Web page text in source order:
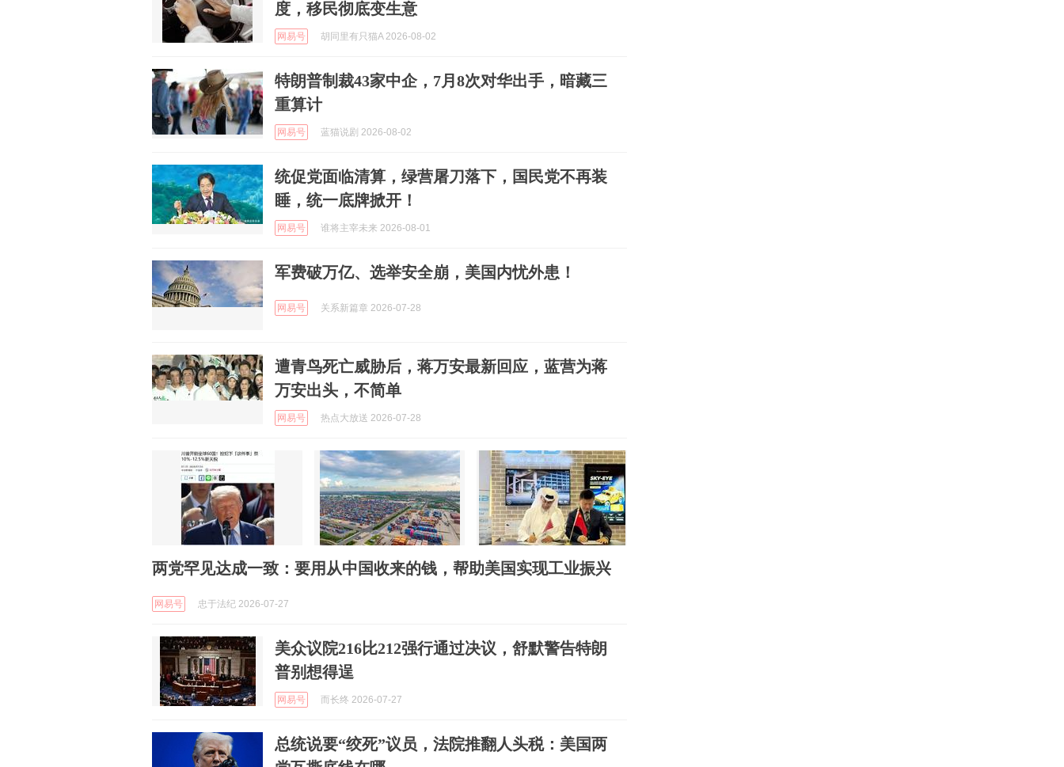
度，移民彻底变生意
网易号 胡同里有只猫A 2026-08-02
特朗普制裁43家中企，7月8次对华出手，暗藏三
重算计
网易号 蓝猫说剧 2026-08-02
统促党面临清算，绿营屠刀落下，国民党不再装
睡，统一底牌掀开！
网易号 谁将主宰未来 2026-08-01
军费破万亿、选举安全崩，美国内忧外患！
网易号 关系新篇章 2026-07-28
遭青鸟死亡威胁后，蒋万安最新回应，蓝营为蒋
万安出头，不简单
网易号 热点大放送 2026-07-28
两党罕见达成一致：要用从中国收来的钱，帮助美国实现工业振兴
网易号 忠于法纪 2026-07-27
美众议院216比212强行通过决议，舒默警告特朗
普别想得逞
网易号 而长终 2026-07-27
总统说要“绞死”议员，法院推翻人头税：美国两